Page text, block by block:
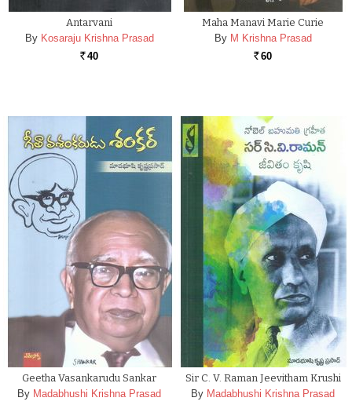
Antarvani
By Kosaraju Krishna Prasad
Rs. 40
Maha Manavi Marie Curie
By M Krishna Prasad
Rs. 60
Geetha Vasankarudu Sankar
By Madabhushi Krishna Prasad
Sir C. V. Raman Jeevitham Krushi
By Madabhushi Krishna Prasad